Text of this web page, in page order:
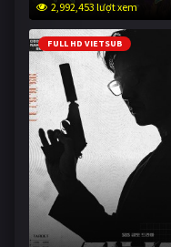
2,992,453 lượt xem
FULL HD VIETSUB